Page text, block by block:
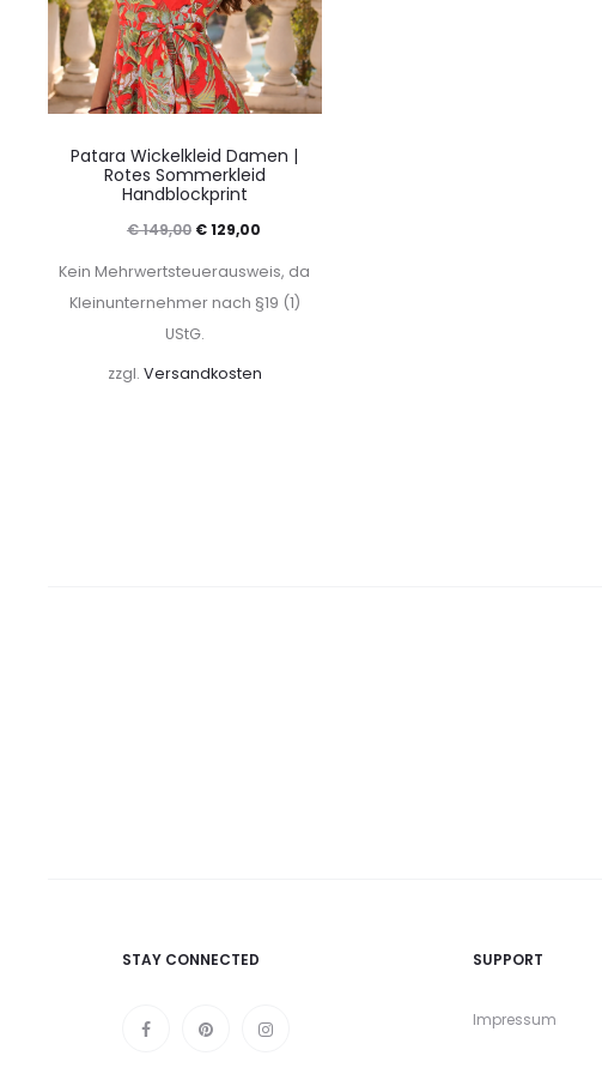
Patara Wickelkleid Damen |
Rotes Sommerkleid
Handblockprint
€149,00 Ursprünglicher
Preis
war:
€ 149,00
€129,00Aktueller
Preis
ist:
Kein Mehrwertsteuerausweis, da
Kleinunternehmer nach §19 (1)
UStG.
zzgl. Versandkosten
STAY CONNECTED SUPPORT
Impressum